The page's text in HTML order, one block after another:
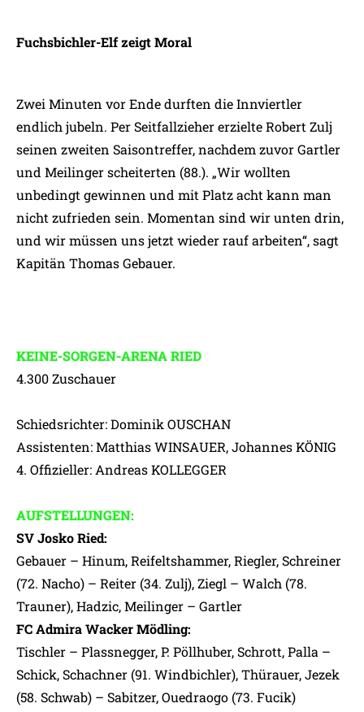
Fuchsbichler-Elf zeigt Moral
Zwei Minuten vor Ende durften die Innviertler
endlich jubeln. Per Seitfallzieher erzielte Robert Zulj
seinen zweiten Saisontreffer, nachdem zuvor Gartler
und Meilinger scheiterten (88.). „Wir wollten
unbedingt gewinnen und mit Platz acht kann man
nicht zufrieden sein. Momentan sind wir unten drin,
und wir müssen uns jetzt wieder rauf arbeiten“, sagt
Kapitän Thomas Gebauer.
KEINE-SORGEN-ARENA RIED
4.300 Zuschauer
Schiedsrichter: Dominik OUSCHAN
Assistenten: Matthias WINSAUER, Johannes KÖNIG
4. Offizieller: Andreas KOLLEGGER
AUFSTELLUNGEN:
SV Josko Ried:
Gebauer – Hinum, Reifeltshammer, Riegler, Schreiner
(72. Nacho) – Reiter (34. Zulj), Ziegl – Walch (78.
Trauner), Hadzic, Meilinger – Gartler
FC Admira Wacker Mödling:
Tischler – Plassnegger, P. Pöllhuber, Schrott, Palla –
Schick, Schachner (91. Windbichler), Thürauer, Jezek
(58. Schwab) – Sabitzer, Ouedraogo (73. Fucik)